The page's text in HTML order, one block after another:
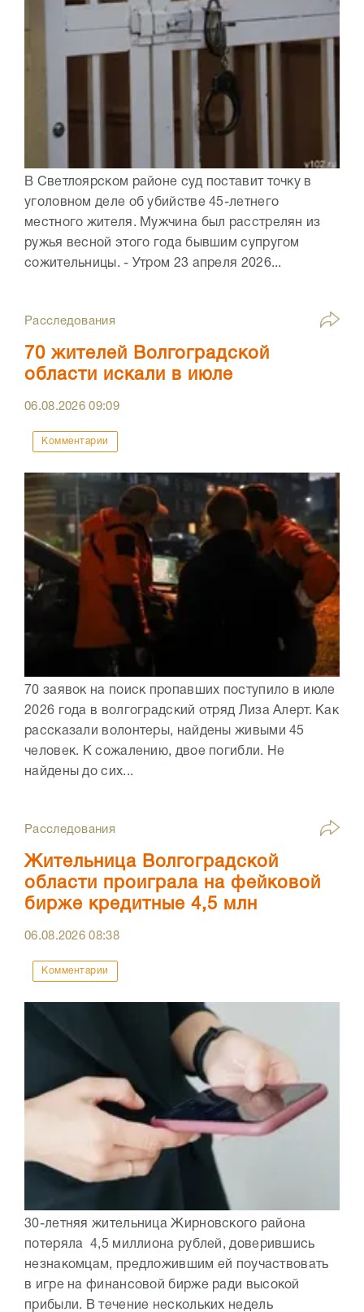
В Светлоярском районе суд поставит точку в
уголовном деле об убийстве 45-летнего
местного жителя. Мужчина был расстрелян из
ружья весной этого года бывшим супругом
сожительницы. - Утром 23 апреля 2026...
Расследования
70 жителей Волгоградской
области искали в июле
06.08.202609:09
Комментарии
70 заявок на поиск пропавших поступило в июле
2026 года в волгоградский отряд Лиза Алерт. Как
рассказали волонтеры, найдены живыми 45
человек. К сожалению, двое погибли. Не
найдены до сих...
Расследования
Жительница Волгоградской
области проиграла на фейковой
бирже кредитные 4,5 млн
06.08.202608:38
Комментарии
30-летняя жительница Жирновского района
потеряла 4,5 миллиона рублей, доверившись
незнакомцам, предложившим ей поучаствовать
в игре на финансовой бирже ради высокой
прибыли. В течение нескольких недель